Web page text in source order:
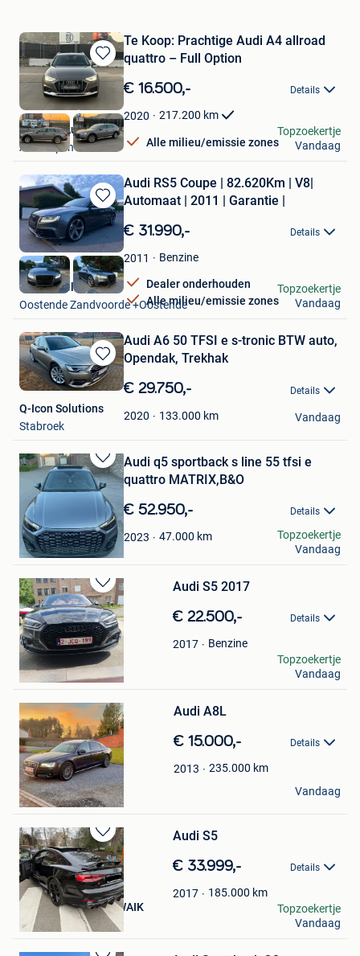
Bewaren
in
Mijn
Favorieten
Te Koop: Prachtige Audi A4 allroad
quattro – Full Option
€ 16.500,- Details
2020 217.200 km
Alle milieu/emissie zones
Benelux Automotive
Antwerpen
Topzoekertje
Vandaag
Bewaren
Mijn
Favorieten
Audi RS5 Coupe | 82.620Km | V8|
Automaat | 2011 | Garantie |
€ 31.990,- Details
2011 Benzine
Dealer onderhouden
Alle milieu/emissie zones
Emmanuell
Oostende Zandvoorde +Oostende
Topzoekertje
Vandaag
Bewaren
in
Favorieten
Audi A6 50 TFSI e s-tronic BTW auto,
Opendak, Trekhak
€ 29.750,- Details
2020 133.000 km
Q-Icon Solutions
Stabroek
Vandaag
Bewaren
in
Mijn
Favorieten
Audi q5 sportback s line 55 tfsi e
quattro MATRIX,B&O
€ 52.950,- Details
2023 47.000 km
eraserk
Evergem
Topzoekertje
Vandaag
Bewaren
in
Mijn
Favorieten
Audi S5 2017
€ 22.500,- Details
2017
Benzine
Murat
Schoten
Topzoekertje
Vandaag
in
Mijn
Favorieten
Audi A8L
€ 15.000,- Details
2013 235.000 km
pky
Messelbroek
Vandaag
Bewaren
in
Mijn
Favorieten
Audi S5
€ 33.999,- Details
2017 185.000 km
MOHAMMED ABUKWAIK
Elsene
Topzoekertje
Vandaag